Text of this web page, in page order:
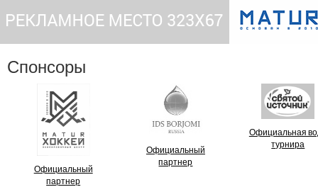
Спонсоры
Официальный
партнер
Официальный
партнер
Официальная
турнира